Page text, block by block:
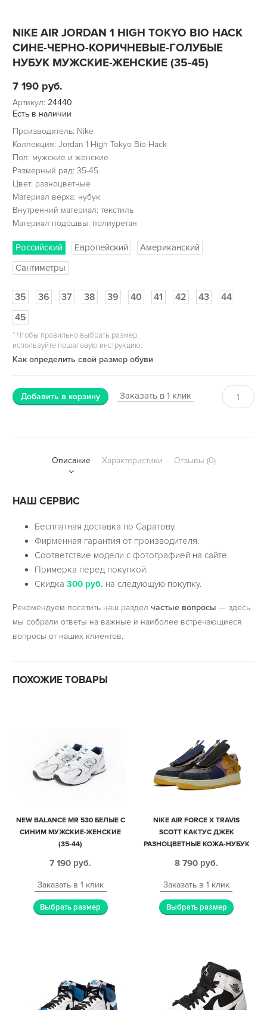
NIKE AIR JORDAN 1 HIGH TOKYO BIO HACK
СИНЕ-ЧЕРНО-КОРИЧНЕВЫЕ-ГОЛУБЫЕ
НУБУК МУЖСКИЕ-ЖЕНСКИЕ (35-45)
7 190 руб.
Артикул: 24440
Есть в наличии
Производитель: Nike
Коллекция: Jordan 1 High Tokyo Bio Hack
Пол: мужские и женские
Размерный ряд: 35-45
Цвет: разноцветные
Материал верха: нубук
Внутренний материал: текстиль
Материал подошвы: полиуретан
Российский Европейский
Американский
Сантиметры
35 36 37 38 39 40 41 42 43
44
45
*Чтобы правильно выбрать размер,
используйте пошаговую инструкцию:
Как определить свой размер обуви
Добавить в корзину Заказать в 1 клик
Описание Характеристики Отзывы (0)
НАШ СЕРВИС
Бесплатная доставка по Саратову.
Фирменная гарантия от производителя.
Соответствие модели с фотографией на сайте.
Примерка перед покупкой.
Скидка300 руб. на следующую покупку.
Рекомендуем посетить наш раздел частые вопросы — здесь
мы собрали ответы на важные и наиболее встречающиеся
вопросы от наших клиентов.
ПОХОЖИЕ ТОВАРЫ
NEW BALANCE MR 530 БЕЛЫЕ С
СИНИМ МУЖСКИЕ-ЖЕНСКИЕ
(35-44)
7 190 руб.
Заказать в 1 клик
Выбрать размер
NIKE AIR FORCE X TRAVIS
SCOTT КАКТУС ДЖЕК
РАЗНОЦВЕТНЫЕ КОЖА-НУБУК
8 790 руб.
Заказать в 1 клик
Выбрать размер